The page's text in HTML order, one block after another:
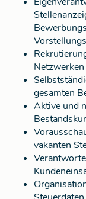
gesamten
Aktive und
vakanten